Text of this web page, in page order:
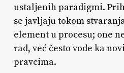
ustaljenih paradigmi.
se javljaju tokom
element u procesu; one
rad, već često vode ka
pravcima.